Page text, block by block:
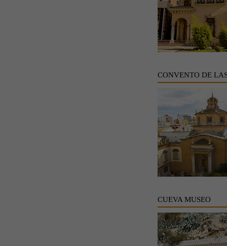
CONVENTO DE
CUEVA MUSEO